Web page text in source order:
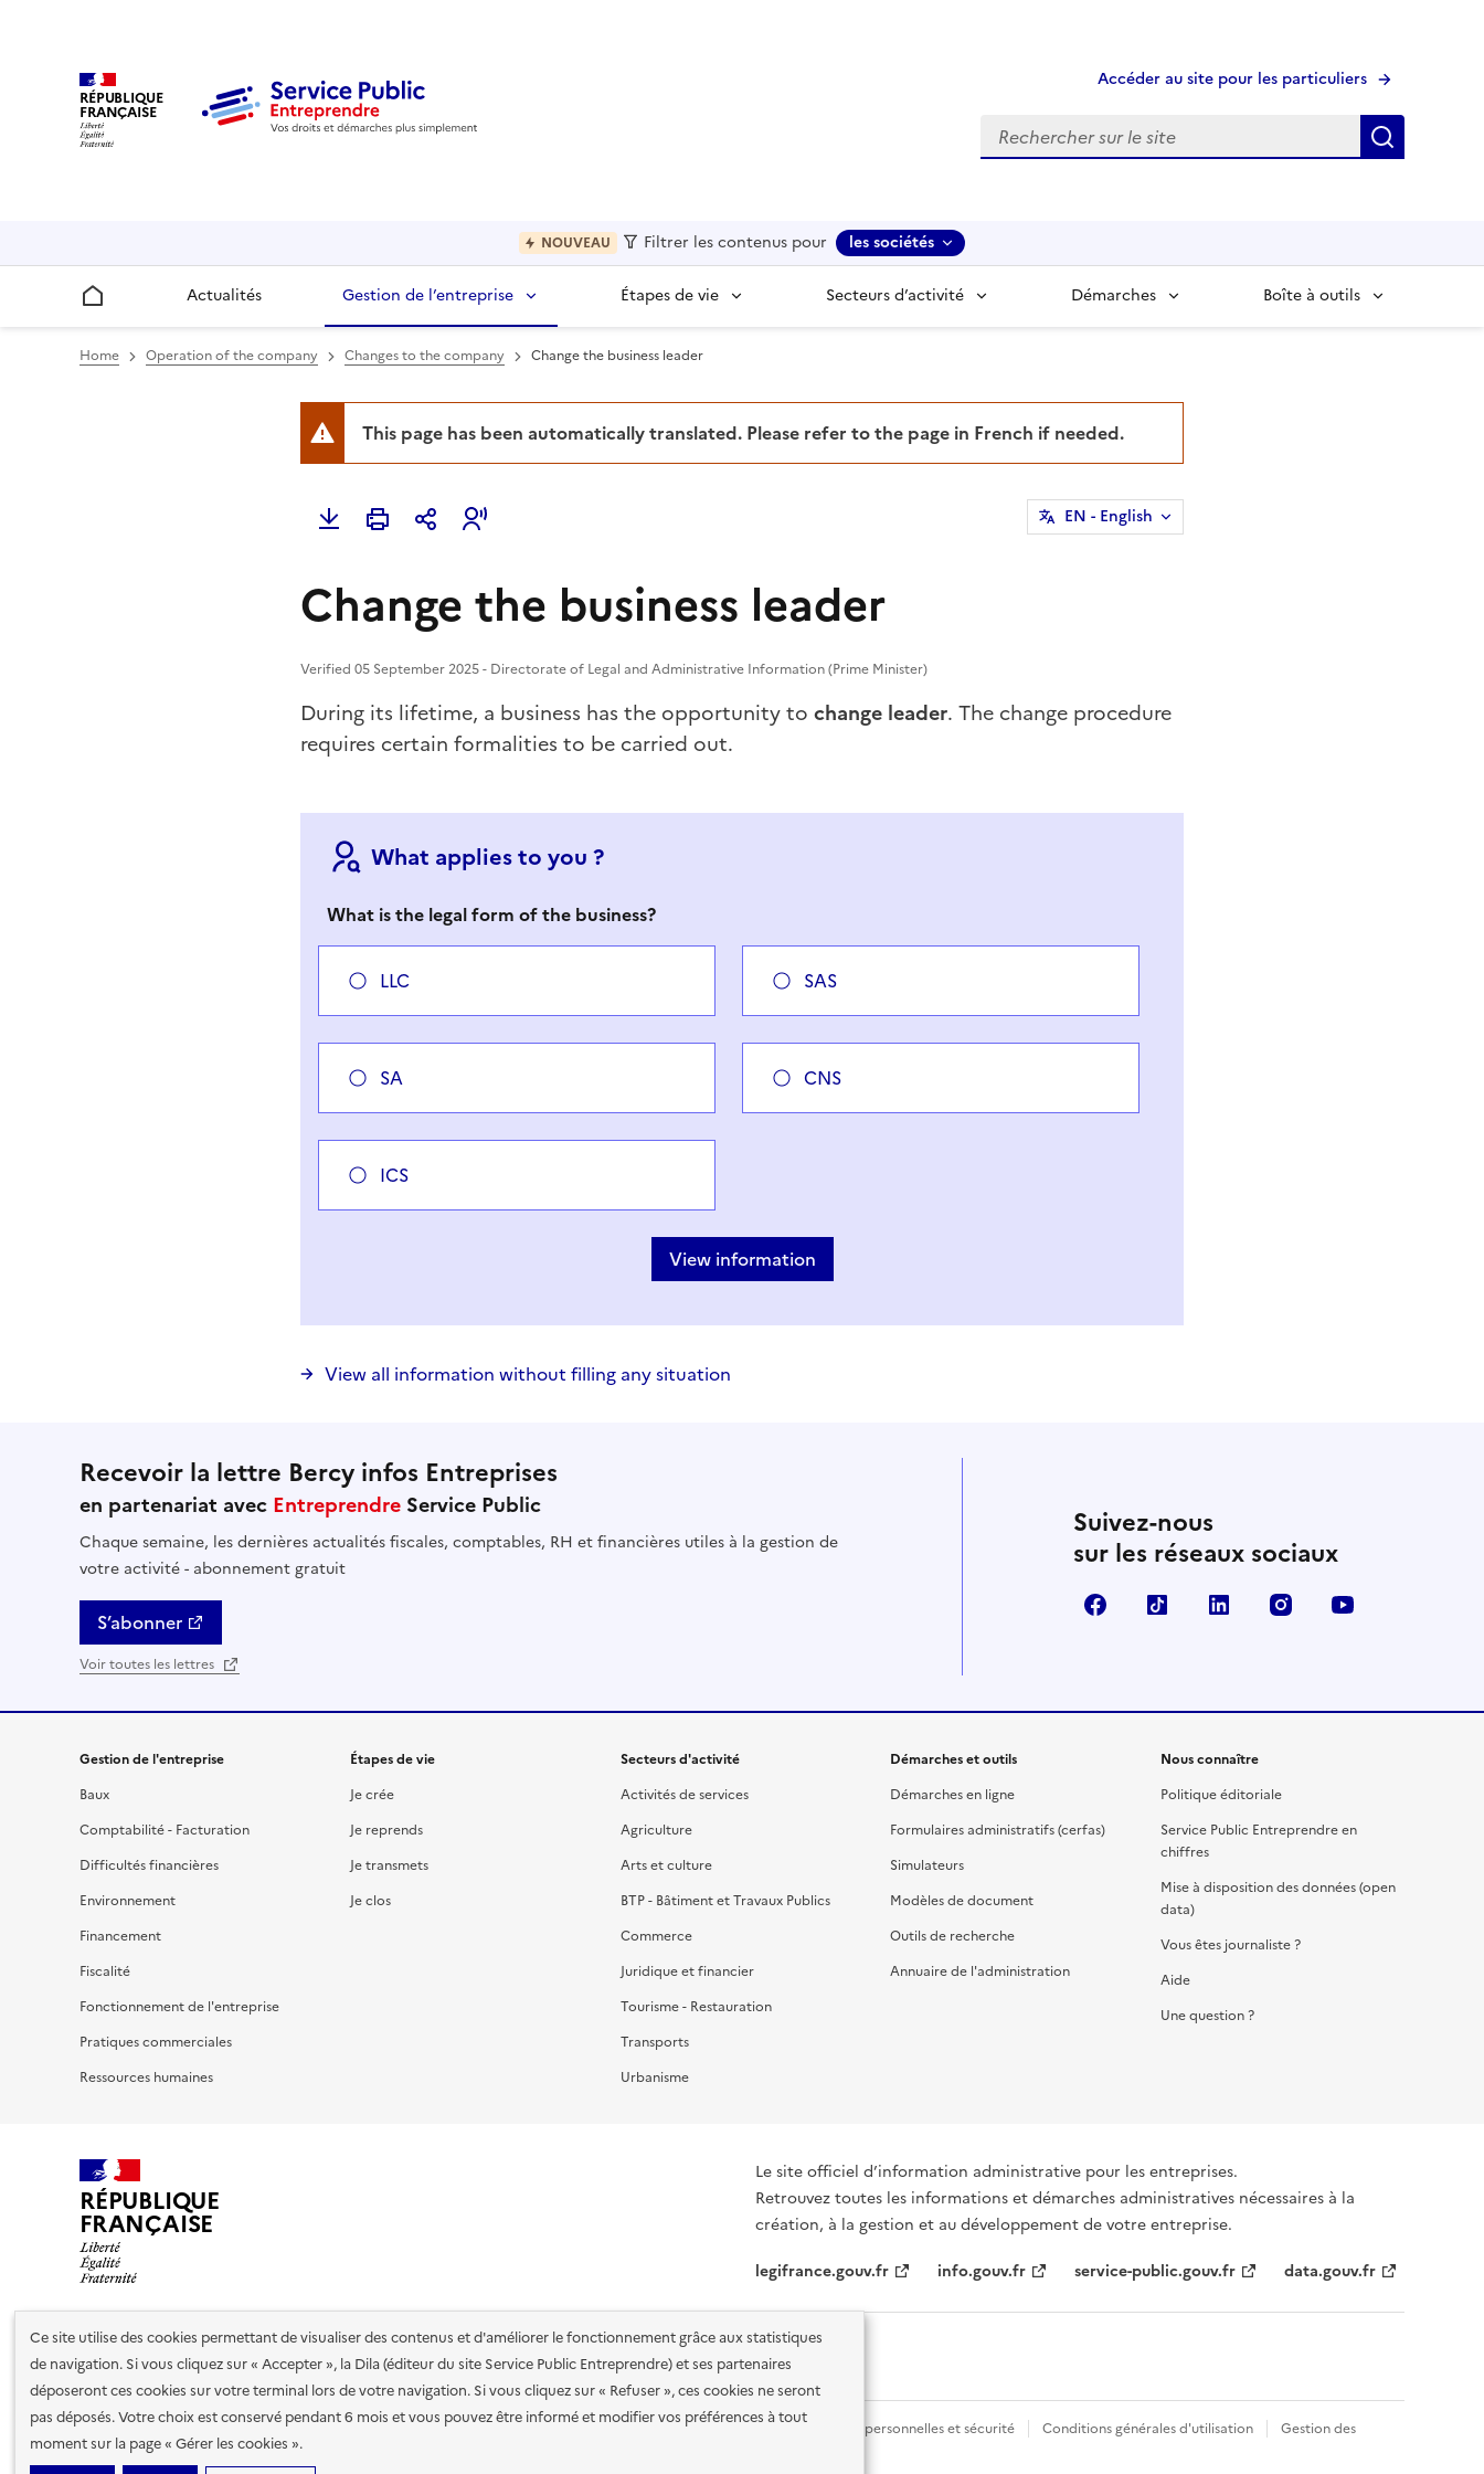
Ce site utilise des cookies permettant de visualiser des contenus et d'améliorer le fonctionnement grâce aux statistiques
de navigation. Si vous cliquez sur « Accepter », la Dila (éditeur du site Service Public Entreprendre) et ses partenaires
déposeront ces cookies sur votre terminal lors de votre navigation. Si vous cliquez sur « Refuser », ces cookies ne seront
pas déposés. Votre choix est conservé pendant 6 mois et vous pouvez être informé et modifier vos préférences à tout
moment sur la page « Gérer les cookies ».
RÉPUBLIQUE
FRANÇAISE
Accéder au site pour les particuliers
Recherche
NOUVEAU Filtrer les contenus pour les sociétés
Accueil Actualités Gestion de l’entreprise Étapes de vie Secteurs d’activité Démarches Boîte à outils
Home Operation of the company Changes to the company Change the business leader
This page has been automatically translated. Please refer to the page in French if needed.
EN - English
Change the business leader
Verified 05 September 2025 - Directorate of Legal and Administrative Information (Prime Minister)
During its lifetime, a business has the opportunity to change leader. The change procedure
requires certain formalities to be carried out.
What applies to you ?
What is the legal form of the business?
LLC SAS
SA CNS
ICS
View information
View all information without filling any situation
Recevoir la lettre Bercy infos Entreprises
en partenariat avec Entreprendre Service Public
Chaque semaine, les dernières actualités fiscales, comptables, RH et financières utiles à la gestion de
votre activité - abonnement gratuit
S’abonner
Voir toutes les lettres
Suivez-nous
sur les réseaux sociaux
FacebookTikTok Linkedin Instagram
Gestion de l'entreprise
Baux
Comptabilité - Facturation
Difficultés financières
Environnement
Financement
Fiscalité
Fonctionnement de l'entreprise
Pratiques commerciales
Ressources humaines
Étapes de vie
Je crée
Je reprends
Je transmets
Je clos
Secteurs d'activité
Activités de services
Agriculture
Arts et culture
BTP - Bâtiment et Travaux Publics
Commerce
Juridique et financier
Tourisme - Restauration
Transports
Urbanisme
Démarches et outils
Démarches en ligne
Formulaires administratifs (cerfas)
Simulateurs
Modèles de document
Outils de recherche
Annuaire de l'administration
Nous connaître
Politique éditoriale
Service Public Entreprendre en
chiffres
Mise à disposition des données (open
data)
Vous êtes journaliste ?
Aide
Une question ?
RÉPUBLIQUE
FRANÇAISE
Le site officiel d’information administrative pour les entreprises.
Retrouvez toutes les informations et démarches administratives nécessaires à la
création, à la gestion et au développement de votre entreprise.
legifrance.gouv.fr
info.gouv.fr service-public.gouv.fr data.gouv.fr
Nos partenaires
Plan du site Accessibilité : totalement conforme Accessibilité des services en ligne Mentions légales Données personnelles et sécurité Conditions générales d'utilisation
Gestion des
cookies
Paramètres d'affichage